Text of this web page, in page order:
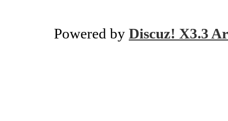
Powered by Discuz! X3.3